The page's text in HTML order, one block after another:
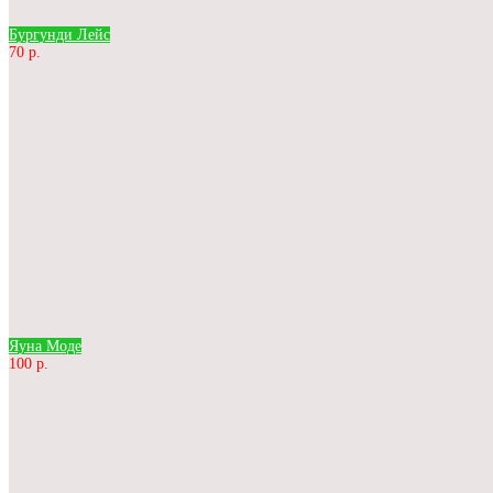
Бургунди Лейс
70 р.
Яуна Моде
100 р.